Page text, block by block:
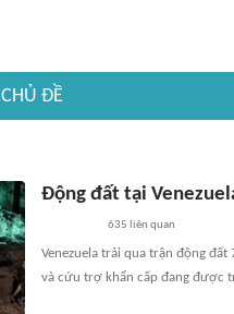
CHỦ ĐỀ
Động đất tại
635 liên quan
Venezuela trải qua trận động
và cứu trợ khẩn cấp đang được